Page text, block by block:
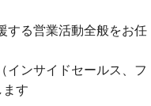
する営業活動全般をお任
インサイドセールス、フ
ます